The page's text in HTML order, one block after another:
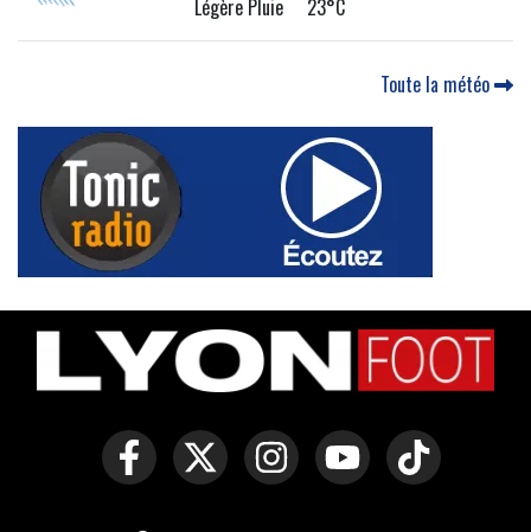
Légère Pluie 23°C
Toute la météo